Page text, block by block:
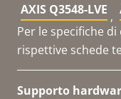
AXIS Q3548-LVE ,
Per le specifiche
rispettive schede
Supporto